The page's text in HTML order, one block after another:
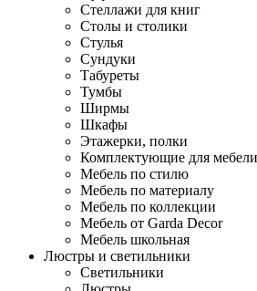
Стеллажи для книг
Столы и столики
Стулья
Сундуки
Табуреты
Тумбы
Ширмы
Шкафы
Этажерки, полки
Комплектующие для мебели
Мебель по стилю
Мебель по материалу
Мебель по коллекции
Мебель от Garda Decor
Мебель школьная
Люстры и светильники
Светильники